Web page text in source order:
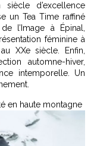
siècle d’excellence
un Tea Time raffiné
l’Image à Épinal,
féminine à
XXe siècle. Enfin,
automne-hiver,
intemporelle. Un
en haute montagne